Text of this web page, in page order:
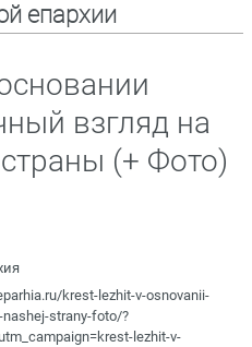
епархии
взгляд на
(+ Фото)
krest-lezhit-v-osnovanii-
nashej-strany-foto/?
lezhit-v-